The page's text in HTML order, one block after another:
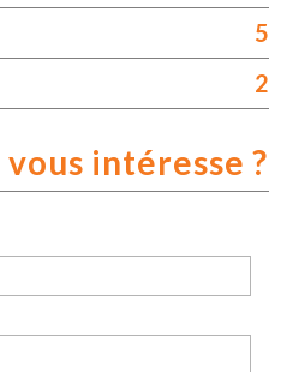
5
2
vous intéresse ?